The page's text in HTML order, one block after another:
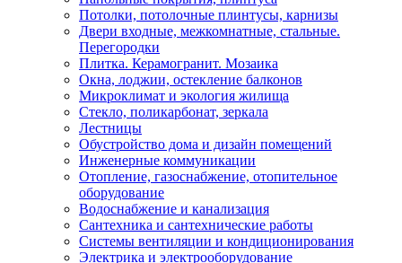
Потолки, потолочные плинтусы, карнизы
Двери входные, межкомнатные, стальные.
Перегородки
Плитка. Керамогранит. Мозаика
Окна, лоджии, остекление балконов
Микроклимат и экология жилища
Стекло, поликарбонат, зеркала
Лестницы
Обустройство дома и дизайн помещений
Инженерные коммуникации
Отопление, газоснабжение, отопительное
оборудование
Водоснабжение и канализация
Сантехника и сантехнические работы
Системы вентиляции и кондиционирования
Электрика и электрооборудование